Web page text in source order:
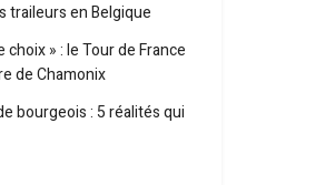
traileurs en Belgique
choix » : le Tour de France
de Chamonix
bourgeois : 5 réalités qui